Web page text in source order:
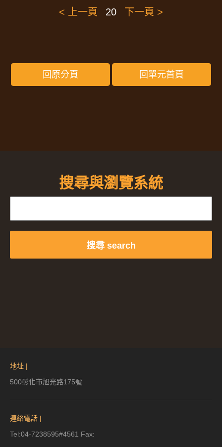
< 上一頁 20 下一頁 >
回原分頁 回單元首頁
搜尋與瀏覽系統
搜尋 search
地址 |
500彰化市旭光路175號
連絡電話 |
Tel:04-7238595#4561 Fax: